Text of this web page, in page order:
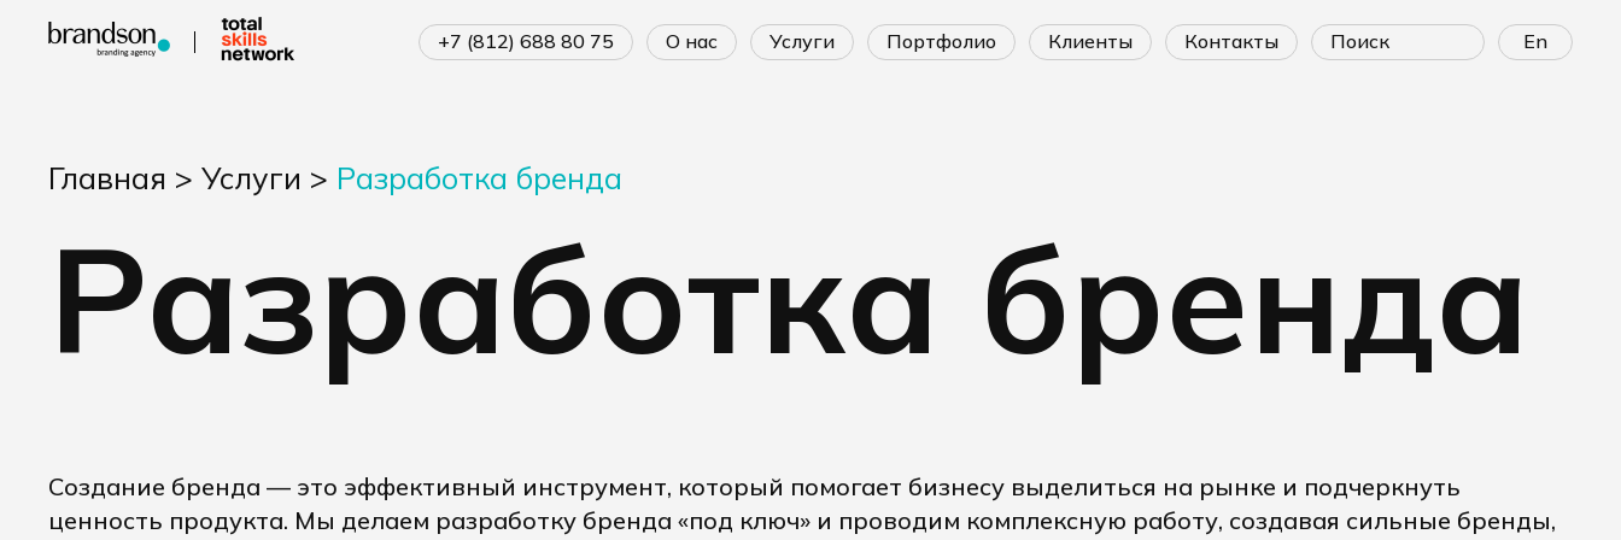
+7 (812) 688 80 75 о нас услуги портфолио клиенты контакты En
Главная > Услуги > Разработка бренда
Разработка бренда
Создание бренда — это эффективный инструмент, который помогает бизнесу выделиться на рынке и подчеркнуть
ценность продукта. Мы делаем разработку бренда «под ключ» и проводим комплексную работу, создавая сильные бренды,